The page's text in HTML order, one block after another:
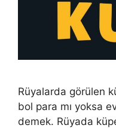
Rüyalarda görülen
bol para mı yoksa
demek. Rüyada